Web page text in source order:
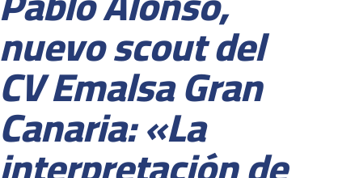
nuevo scout del
CV Emalsa Gran
Canaria: «La